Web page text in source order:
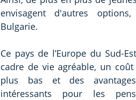
envisagent d'autres
Bulgarie.
Ce pays de l’Europe du Sud-
cadre de vie agréable, un
plus bas et des
intéressants pour les